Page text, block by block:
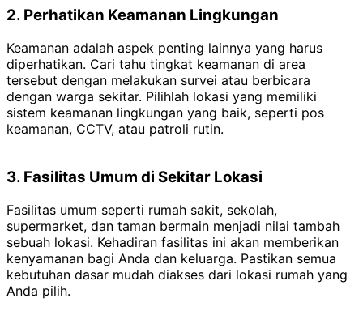
2. Perhatikan Keamanan Lingkungan
Keamanan adalah aspek penting lainnya yang harus
diperhatikan. Cari tahu tingkat keamanan di area
tersebut dengan melakukan survei atau berbicara
dengan warga sekitar. Pilihlah lokasi yang memiliki
sistem keamanan lingkungan yang baik, seperti pos
keamanan, CCTV, atau patroli rutin.
3. Fasilitas Umum di Sekitar Lokasi
Fasilitas umum seperti rumah sakit, sekolah,
supermarket, dan taman bermain menjadi nilai tambah
sebuah lokasi. Kehadiran fasilitas ini akan memberikan
kenyamanan bagi Anda dan keluarga. Pastikan semua
kebutuhan dasar mudah diakses dari lokasi rumah yang
Anda pilih.